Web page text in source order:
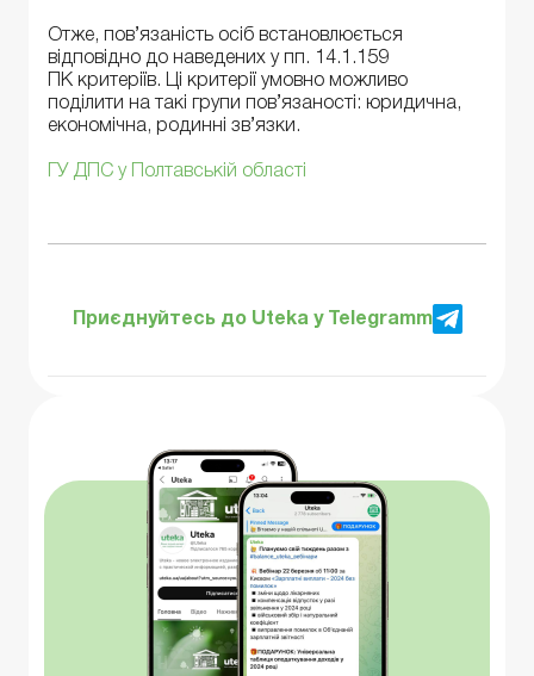
Отже, пов’язаність осіб встановлюється
відповідно до наведених у пп. 14.1.159
ПК критеріїв. Ці критерії умовно можливо
поділити на такі групи пов’язаності: юридична,
економічна, родинні зв’язки.
ГУ ДПС у Полтавській області
Приєднуйтесь до Uteka у Telegramm